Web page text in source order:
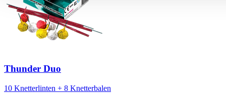
Thunder Duo
10 Knetterlinten + 8 Knetterbalen